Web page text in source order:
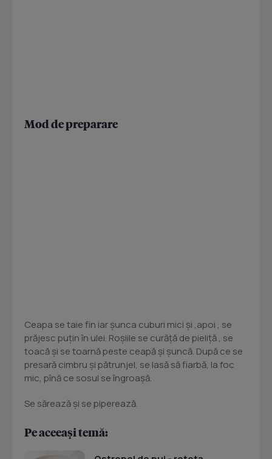
Mod de preparare
Ceapa se taie fin iar şunca cuburi mici şi ,apoi , se
prăjesc puţin în ulei. Roşiile se curăţă de pieliţă , se
toacă şi se toarnă peste ceapă şi şuncă. După ce se
presară cimbru şi pătrunjel, se lasă să fiarbă, la foc
mic, pînă ce sosul se îngroaşă.
Se sărează şi se piperează.
Pe aceeași temă: